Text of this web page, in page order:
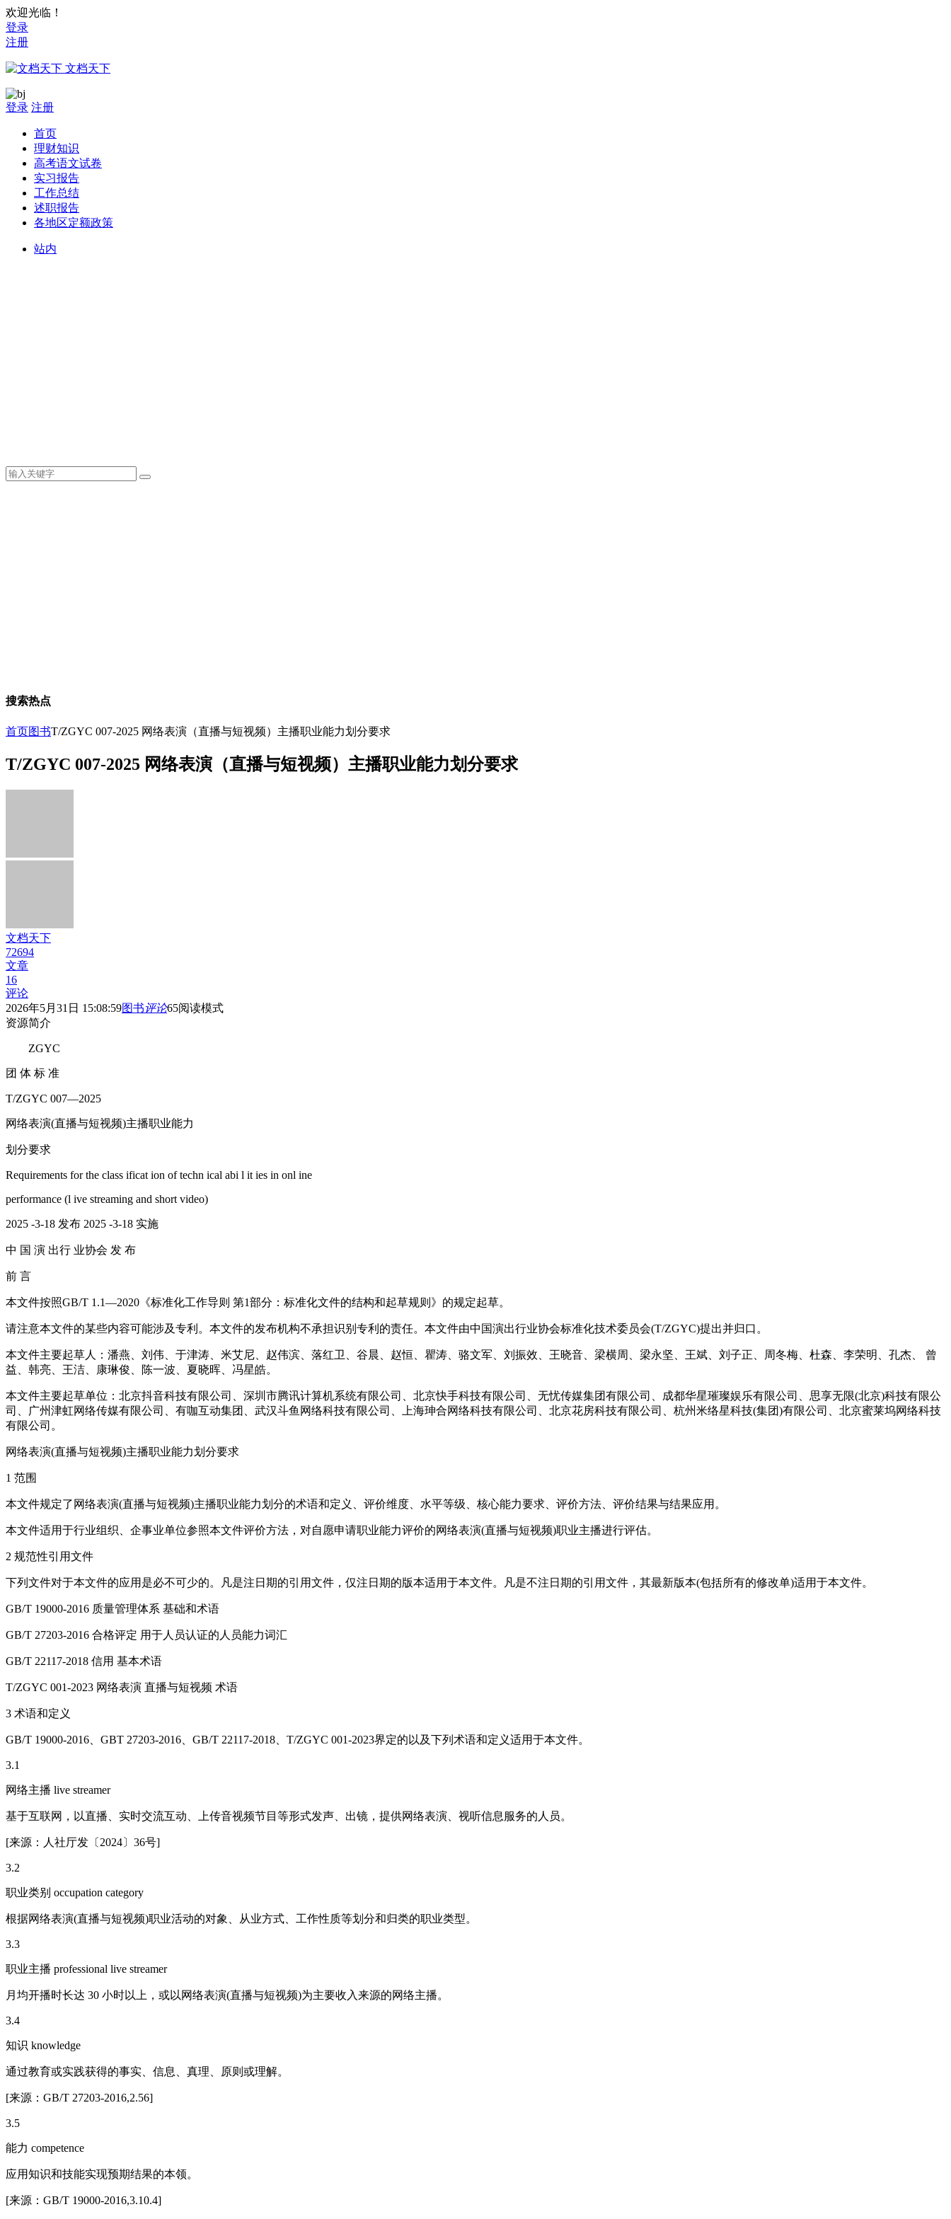
欢迎光临！
登录
注册
文档天下
登录 注册
首页
理财知识
高考语文试卷
实习报告
工作总结
述职报告
各地区定额政策
站内
搜索热点
首页图书T/ZGYC 007-2025 网络表演（直播与短视频）主播职业能力划分要求
T/ZGYC 007-2025 网络表演（直播与短视频）主播职业能力划分要求
文档天下
72694
文章
16
评论
2026年5月31日 15:08:59图书评论65阅读模式
资源简介
ZGYC
团 体 标 准
T/ZGYC 007—2025
网络表演(直播与短视频)主播职业能力
划分要求
Requirements for the class ificat ion of techn ical abi l it ies in onl ine
performance (l ive streaming and short video)
2025 -3-18 发布 2025 -3-18 实施
中 国 演 出行 业协会 发 布
前 言
本文件按照GB/T 1.1—2020《标准化工作导则 第1部分：标准化文件的结构和起草规则》的规定起草。
请注意本文件的某些内容可能涉及专利。本文件的发布机构不承担识别专利的责任。本文件由中国演出行业协会标准化技术委员会(T/ZGYC)提出并归口。
本文件主要起草人：潘燕、刘伟、于津涛、米艾尼、赵伟滨、落红卫、谷晨、赵恒、瞿涛、骆文军、刘振效、王晓音、梁横周、梁永坚、王斌、刘子正、周冬梅、杜森、李荣明、孔杰、 曾
益、韩亮、王洁、康琳俊、陈一波、夏晓晖、冯星皓。
本文件主要起草单位：北京抖音科技有限公司、深圳市腾讯计算机系统有限公司、北京快手科技有限公司、无忧传媒集团有限公司、成都华星璀璨娱乐有限公司、思享无限(北京)科技有限公
司、广州津虹网络传媒有限公司、有咖互动集团、武汉斗鱼网络科技有限公司、上海珅合网络科技有限公司、北京花房科技有限公司、杭州米络星科技(集团)有限公司、北京蜜莱坞网络科技
有限公司。
网络表演(直播与短视频)主播职业能力划分要求
1 范围
本文件规定了网络表演(直播与短视频)主播职业能力划分的术语和定义、评价维度、水平等级、核心能力要求、评价方法、评价结果与结果应用。
本文件适用于行业组织、企事业单位参照本文件评价方法，对自愿申请职业能力评价的网络表演(直播与短视频)职业主播进行评估。
2 规范性引用文件
下列文件对于本文件的应用是必不可少的。凡是注日期的引用文件，仅注日期的版本适用于本文件。凡是不注日期的引用文件，其最新版本(包括所有的修改单)适用于本文件。
GB/T 19000-2016 质量管理体系 基础和术语
GB/T 27203-2016 合格评定 用于人员认证的人员能力词汇
GB/T 22117-2018 信用 基本术语
T/ZGYC 001-2023 网络表演 直播与短视频 术语
3 术语和定义
GB/T 19000-2016、GBT 27203-2016、GB/T 22117-2018、T/ZGYC 001-2023界定的以及下列术语和定义适用于本文件。
3.1
网络主播 live streamer
基于互联网，以直播、实时交流互动、上传音视频节目等形式发声、出镜，提供网络表演、视听信息服务的人员。
[来源：人社厅发〔2024〕36号]
3.2
职业类别 occupation category
根据网络表演(直播与短视频)职业活动的对象、从业方式、工作性质等划分和归类的职业类型。
3.3
职业主播 professional live streamer
月均开播时长达 30 小时以上，或以网络表演(直播与短视频)为主要收入来源的网络主播。
3.4
知识 knowledge
通过教育或实践获得的事实、信息、真理、原则或理解。
[来源：GB/T 27203-2016,2.56]
3.5
能力 competence
应用知识和技能实现预期结果的本领。
[来源：GB/T 19000-2016,3.10.4]